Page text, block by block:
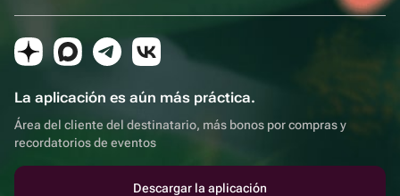
La aplicación es aún más práctica.
Área del cliente del destinatario, más bonos por compras y
recordatorios de eventos
Descargar la aplicación